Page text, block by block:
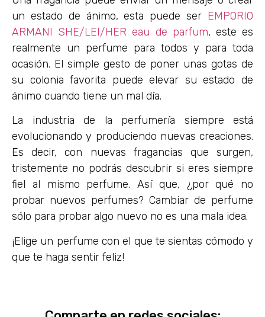
un estado de ánimo, esta puede ser EMPORIO
ARMANI SHE/LEI/HER eau de parfum, este es
realmente un perfume para todos y para toda
ocasión. El simple gesto de poner unas gotas de
su colonia favorita puede elevar su estado de
ánimo cuando tiene un mal día.
La industria de la perfumería siempre está
evolucionando y produciendo nuevas creaciones.
Es decir, con nuevas fragancias que surgen,
tristemente no podrás descubrir si eres siempre
fiel al mismo perfume. Así que, ¿por qué no
probar nuevos perfumes? Cambiar de perfume
sólo para probar algo nuevo no es una mala idea.
¡Elige un perfume con el que te sientas cómodo y
que te haga sentir feliz!